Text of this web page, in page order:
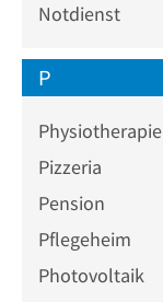
Notdienst
P
Physiotherapie
Pizzeria
Pension
Pflegeheim
Photovoltaik